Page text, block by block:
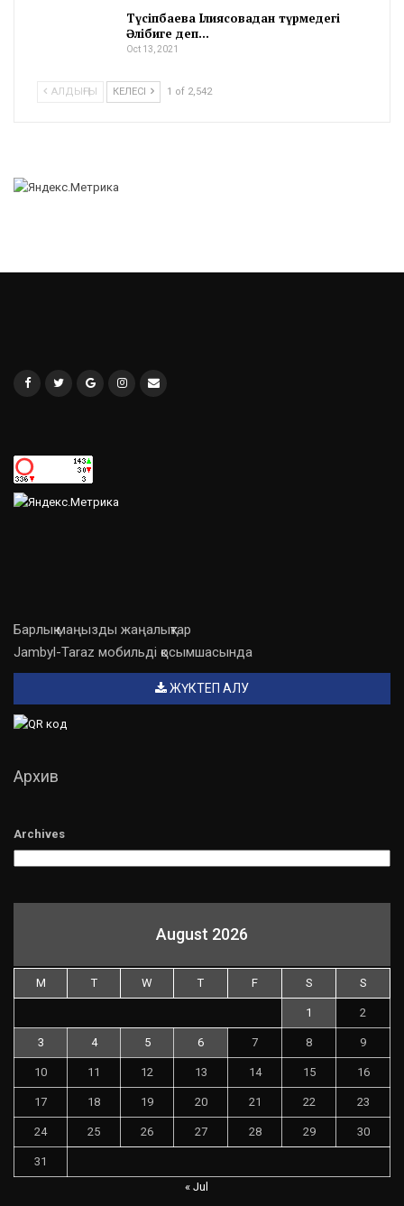
Түсіпбаева Ілиясовадан түрмедегі
Әлібиге деп…
Oct 13, 2021
АЛДЫҢҒЫ КЕЛЕСІ 1 of 2,542
Барлық маңызды жаңалықтар
Jambyl-Taraz мобильді қосымшасында
ЖҮКТЕП АЛУ
Архив
Archives
August 2026
M T W T F S S
1 2
3 4 5 6 7 8 9
10 11 12 13 14 15 16
17 18 19 20 21 22 23
24 25 26 27 28 29 30
31
« Jul